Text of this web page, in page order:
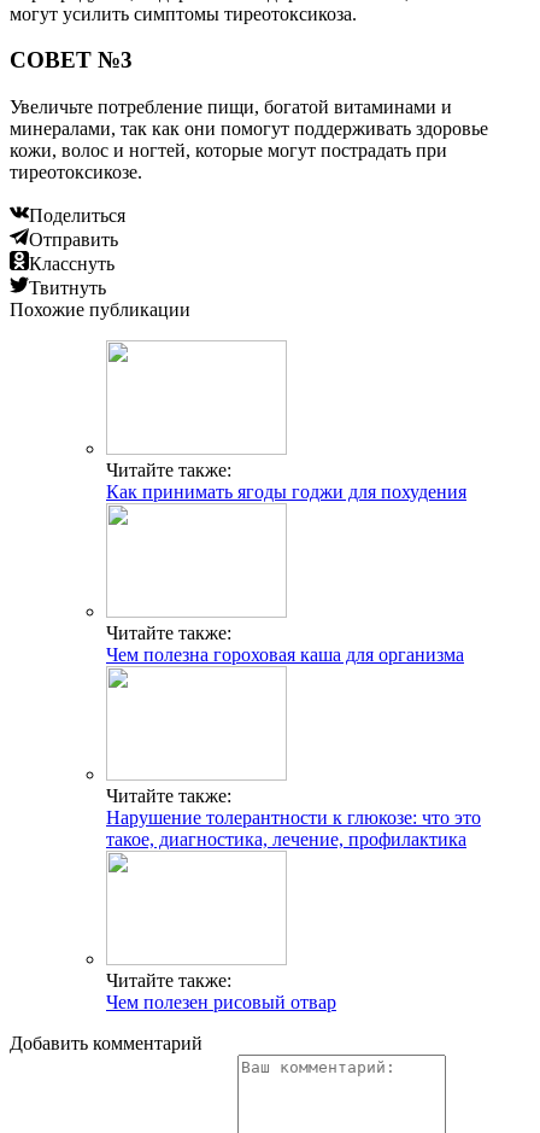
могут усилить симптомы тиреотоксикоза.
СОВЕТ №3
Увеличьте потребление пищи, богатой витаминами и
минералами, так как они помогут поддерживать здоровье
кожи, волос и ногтей, которые могут пострадать при
тиреотоксикозе.
Поделиться
Отправить
Класснуть
Твитнуть
Похожие публикации
Читайте также:
Как принимать ягоды годжи для похудения
Читайте также:
Чем полезна гороховая каша для организма
Читайте также:
Нарушение толерантности к глюкозе: что это
такое, диагностика, лечение, профилактика
Читайте также:
Чем полезен рисовый отвар
Добавить комментарий